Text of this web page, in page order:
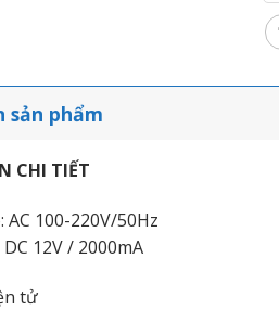
sản phẩm
CHI TIẾT
100-220V/50Hz
12V / 2000mA
tử